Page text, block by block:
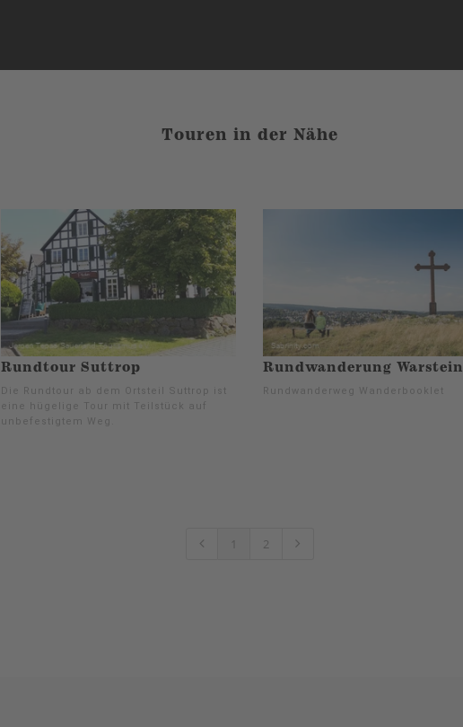
Touren in der Nähe
Rundtour Suttrop
Die Rundtour ab dem Ortsteil Suttrop ist
eine hügelige Tour mit Teilstück auf
unbefestigtem Weg.
Rundwanderung Warstein
Rundwanderweg Wanderbooklet
1 2